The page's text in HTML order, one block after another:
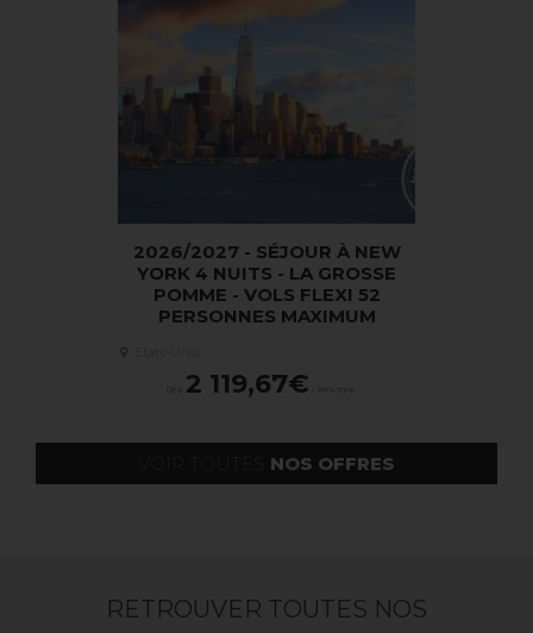
2026/2027 - SÉJOUR À NEW
YORK 4 NUITS - LA GROSSE
POMME - VOLS FLEXI 52
PERSONNES MAXIMUM
2 119,67€
NOS OFFRES
RETROUVER TOUTES NOS